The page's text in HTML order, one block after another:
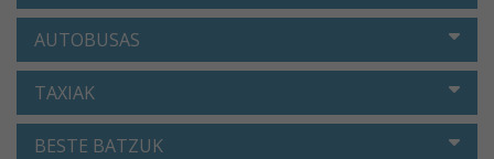
AUTOBUSAS
TAXIAK
BESTE BATZUK